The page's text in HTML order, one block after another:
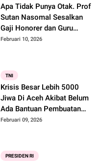
Apa Tidak Punya Otak. Prof
Sutan Nasomal Sesalkan
Gaji Honorer dan Guru
PPPK Sangat Kecil Padahal
Februari 10, 2026
TNI
Krisis Besar Lebih 5000
Jiwa Di Aceh Akibat Belum
Ada Bantuan Pembuatan
Jembatan Dari Pemprov
Februari 09, 2026
PRESIDEN RI